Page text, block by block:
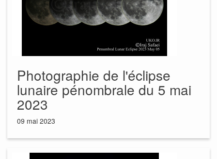
Photographie de l'éclipse
lunaire pénombrale du 5 mai
2023
09 mai 2023